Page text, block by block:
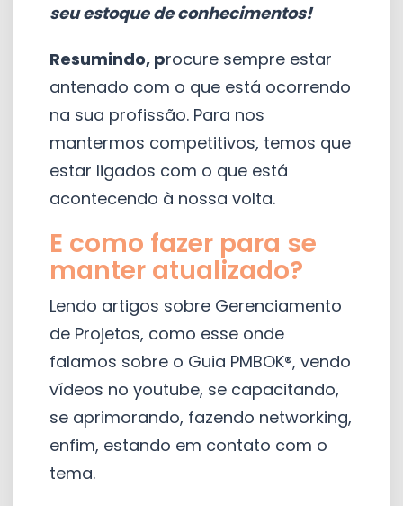
seu estoque de conhecimentos!
Resumindo, procure sempre estar
antenado com o que está ocorrendo
na sua profissão. Para nos
mantermos competitivos, temos que
estar ligados com o que está
acontecendo à nossa volta.
E como fazer para se
manter atualizado?
Lendo artigos sobre Gerenciamento
de Projetos, como esse onde
falamos sobre o Guia PMBOK®, vendo
vídeos no youtube, se capacitando,
se aprimorando, fazendo networking,
enfim, estando em contato com o
tema.